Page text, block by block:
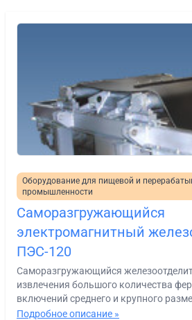
Оборудование для пищевой и
промышленности
Саморазгружающийся
электромагнитный
ПЭС-120
Саморазгружающийся
извлечения большого количества
включений среднего и крупного
Подробное описание »